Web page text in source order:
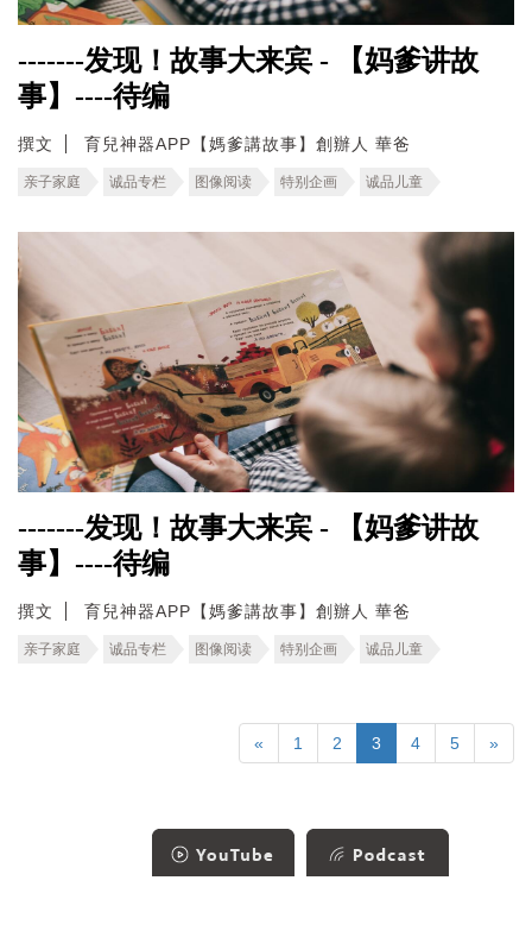
-------发现！故事大来宾 - 【妈爹讲故
事】----待编
撰文 育兒神器APP【媽爹講故事】創辦人 華爸
亲子家庭 诚品专栏 图像阅读 特别企画 诚品儿童
-------发现！故事大来宾 - 【妈爹讲故
事】----待编
撰文 育兒神器APP【媽爹講故事】創辦人 華爸
亲子家庭 诚品专栏 图像阅读 特别企画 诚品儿童
« 1 2 3 4 5 »